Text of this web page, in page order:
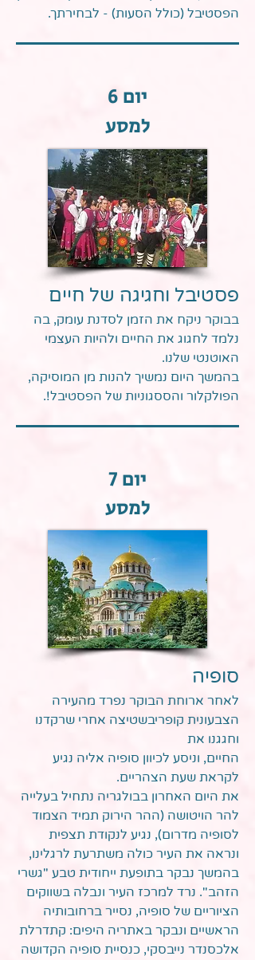
הפסטיבל (כולל הסעות) - לבחירתך.
יום 6
למסע
פסטיבל וחגיגה של חיים
בבוקר ניקח את הזמן לסדנת עומק, בה
נלמד לחגוג את החיים ולהיות העצמי
האוטנטי שלנו.
בהמשך היום נמשיך להנות מן המוסיקה,
הפולקלור והססגוניות של הפסטיבל!.
יום 7
למסע
סופיה
לאחר ארוחת הבוקר נפרד מהעירה
הצבעונית קופריבשטיצה אחרי שרקדנו
וחגגנו את
החיים, וניסע לכיוון סופיה אליה נגיע
לקראת שעת הצהריים.
את היום האחרון בבולגריה נתחיל בעלייה
להר הויטושה (ההר הירוק תמיד הצמוד
לסופיה מדרום), נגיע לנקודת תצפית
ונראה את העיר כולה משתרעת לרגלינו,
בהמשך נבקר בתופעת ייחודית טבע "גשרי
הזהב". נרד למרכז העיר ונבלה בשווקים
הציוריים של סופיה, נסייר ברחובותיה
הראשיים ונבקר באתריה היפים: קתדרלת
אלכסנדר נייבסקי, כנסיית סופיה הקדושה